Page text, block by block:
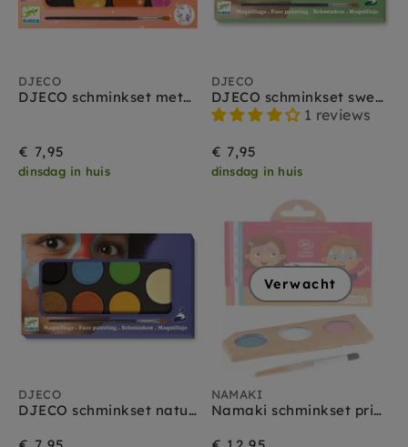
DJECO
DJECO schminkset metallic 6 kleuren
€ 7,95
dinsdag in huis
DJECO
DJECO schminkset sweet 6 kleuren
1 reviews
€ 7,95
dinsdag in huis
DJECO
DJECO schminkset nature 6 kleuren
Verwacht
NAMAKI
Namaki schminkset prinses en eenhoorn 3 kleuren 3 jr+